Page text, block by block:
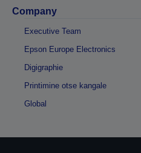
Company
Executive Team
Epson Europe Electronics
Digigraphie
Printimine otse kangale
Global